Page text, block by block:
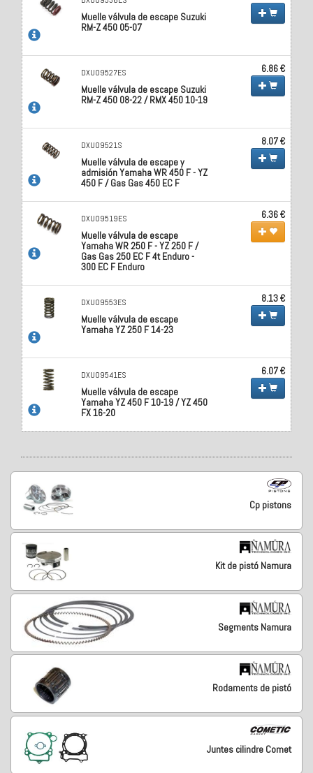
Muelle válvula de escape Suzuki
RM-Z 450 05-07
DXU09527ES
Muelle válvula de escape Suzuki
RM-Z 450 08-22 / RMX 450 10-19
6.86 €
DXU09521S
Muelle válvula de escape y
admisión Yamaha WR 450 F - YZ
450 F / Gas Gas 450 EC F
8.07 €
DXU09519ES
Muelle válvula de escape
Yamaha WR 250 F - YZ 250 F /
Gas Gas 250 EC F 4t Enduro -
300 EC F Enduro
6.36 €
DXU09553ES
Muelle válvula de escape
Yamaha YZ 250 F 14-23
8.13 €
DXU09541ES
Muelle válvula de escape
Yamaha YZ 450 F 10-19 / YZ 450
FX 16-20
6.07 €
Cp pistons
Kit de pistó Namura
Segments Namura
Rodaments de pistó
Juntes cilindre Comet